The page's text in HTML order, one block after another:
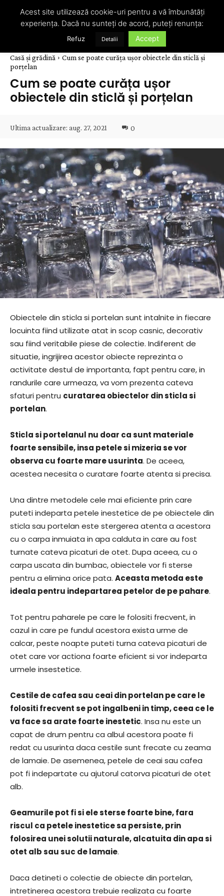
Casă și grădină
Cum se poate curăța ușor obiectele din sticlă și
porțelan
Cum se poate curăța ușor
obiectele din sticlă și porțelan
Ultima actualizare: aug. 27, 2021 0
Obiectele din sticla si portelan sunt intalnite in fiecare
locuinta fiind utilizate atat in scop casnic, decorativ
sau fiind veritabile piese de colectie. Indiferent de
situatie, ingrijirea acestor obiecte reprezinta o
activitate destul de importanta, fapt pentru care, in
randurile care urmeaza, va vom prezenta cateva
sfaturi pentru curatarea obiectelor din sticla si
portelan.
Sticla si portelanul nu doar ca sunt materiale
foarte sensibile, insa petele si mizeria se vor
observa cu foarte mare usurinta. De aceea,
acestea necesita o curatare foarte atenta si precisa.
Una dintre metodele cele mai eficiente prin care
puteti indeparta petele inestetice de pe obiectele din
sticla sau portelan este stergerea atenta a acestora
cu o carpa inmuiata in apa calduta in care au fost
turnate cateva picaturi de otet. Dupa aceea, cu o
carpa uscata din bumbac, obiectele vor fi sterse
pentru a elimina orice pata. Aceasta metoda este
ideala pentru indepartarea petelor de pe pahare.
Tot pentru paharele pe care le folositi frecvent, in
cazul in care pe fundul acestora exista urme de
calcar, peste noapte puteti turna cateva picaturi de
otet care vor actiona foarte eficient si vor indeparta
urmele insestetice.
Cestile de cafea sau ceai din portelan pe care le
folositi frecvent se pot ingalbeni in timp, ceea ce le
va face sa arate foarte inestetic. Insa nu este un
capat de drum pentru ca albul acestora poate fi
redat cu usurinta daca cestile sunt frecate cu zeama
de lamaie. De asemenea, petele de ceai sau cafea
pot fi indepartate cu ajutorul catorva picaturi de otet
alb.
Geamurile pot fi si ele sterse foarte bine, fara
riscul ca petele inestetice sa persiste, prin
folosirea unei solutii naturale, alcatuita din apa si
otet alb sau suc de lamaie.
Daca detineti o colectie de obiecte din portelan,
intretinerea acestora trebuie realizata cu foarte
Acest site utilizează cookie-uri pentru a vă îmbunătăți
experiența. Dacă nu sunteți de acord, puteți renunța:
Refuz Detalii Accept